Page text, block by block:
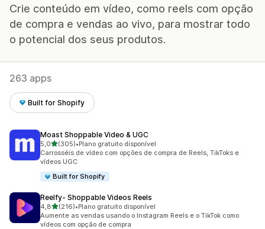
Crie conteúdo em vídeo, como reels com opção
de compra e vendas ao vivo, para mostrar todo
o potencial dos seus produtos.
263 apps
Built for Shopify
Moast Shoppable Video & UGC
5,0de 5 estrelas
(305)
305 avaliações ao todo
•Plano gratuito disponível
Carrosséis de vídeo com opções de compra de Reels, TikToks e
vídeos UGC
Built for Shopify
Reelfy‑ Shoppable Videos Reels
4,8de 5 estrelas
(216)
216 avaliações ao todo
•Plano gratuito disponível
Aumente as vendas usando o Instagram Reels e o TikTok como
vídeos com opção de compra